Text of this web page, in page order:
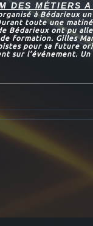
DES MÉTIERS
à Bédarieux
toute une
Bédarieux ont pu
formation. Gilles
pour sa future
sur l’événement.